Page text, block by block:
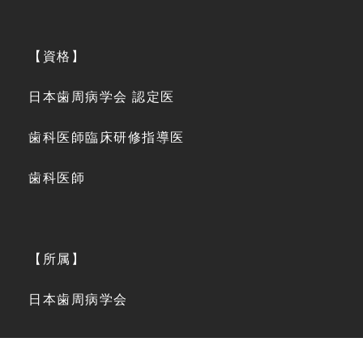
【資格】
日本歯周病学会 認定医
歯科医師臨床研修指導医
歯科医師
【所属】
日本歯周病学会